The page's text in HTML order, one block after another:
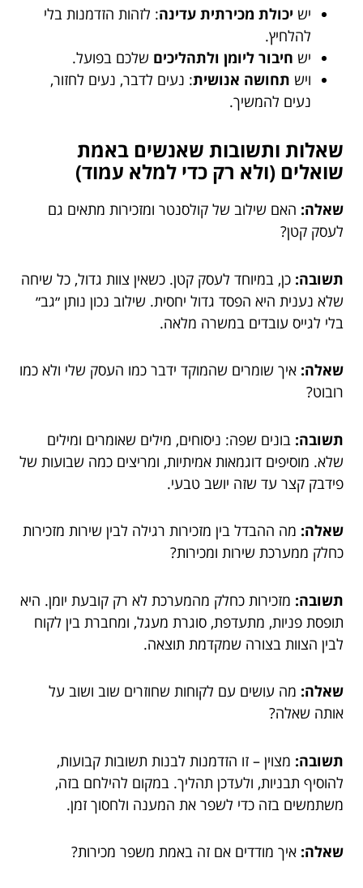
יש יכולת מכירתית עדינה: לזהות הזדמנות בלי
להלחיץ.
יש חיבור ליומן ולתהליכים שלכם בפועל.
ויש תחושה אנושית: נעים לדבר, נעים לחזור,
נעים להמשיך.
שאלות ותשובות שאנשים באמת
שואלים (ולא רק כדי למלא עמוד)
שאלה: האם שילוב של קולסנטר ומזכירות מתאים גם
לעסק קטן?
תשובה: כן, במיוחד לעסק קטן. כשאין צוות גדול, כל שיחה
שלא נענית היא הפסד גדול יחסית. שילוב נכון נותן ״גב״
בלי לגייס עובדים במשרה מלאה.
שאלה: איך שומרים שהמוקד ידבר כמו העסק שלי ולא כמו
רובוט?
תשובה: בונים שפה: ניסוחים, מילים שאומרים ומילים
שלא. מוסיפים דוגמאות אמיתיות, ומריצים כמה שבועות של
פידבק קצר עד שזה יושב טבעי.
שאלה: מה ההבדל בין מזכירות רגילה לבין שירות מזכירות
כחלק ממערכת שירות ומכירות?
תשובה: מזכירות כחלק מהמערכת לא רק קובעת יומן. היא
תופסת פניות, מתעדפת, סוגרת מעגל, ומחברת בין לקוח
לבין הצוות בצורה שמקדמת תוצאה.
שאלה: מה עושים עם לקוחות שחוזרים שוב ושוב על
אותה שאלה?
תשובה: מצוין – זו הזדמנות לבנות תשובות קבועות,
להוסיף תבניות, ולעדכן תהליך. במקום להילחם בזה,
משתמשים בזה כדי לשפר את המענה ולחסוך זמן.
שאלה: איך מודדים אם זה באמת משפר מכירות?